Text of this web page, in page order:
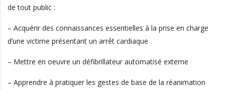
de tout public :
– Acquérir des connaissances essentielles à la prise en charge
d’une victime présentant un arrêt cardiaque
– Mettre en oeuvre un défibrillateur automatisé externe
– Apprendre à pratiquer les gestes de base de la réanimation